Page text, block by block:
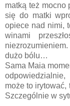
matką też mocno
się do matki
opiece nad nimi,
winami
dużo bólu…
Sama Maia
może to
Szczególnie w